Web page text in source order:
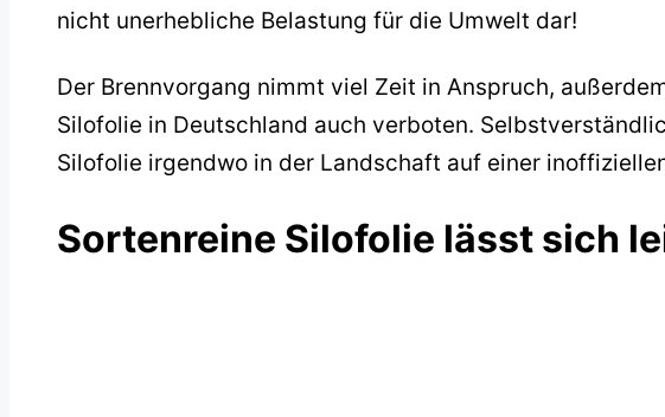
nicht unerhebliche Belastung für die Umwelt dar!
Der Brennvorgang nimmt viel Zeit in Anspruch,
Silofolie in Deutschland auch verboten.
Silofolie irgendwo in der Landschaft auf einer
Sortenreine Silofolie lässt sich